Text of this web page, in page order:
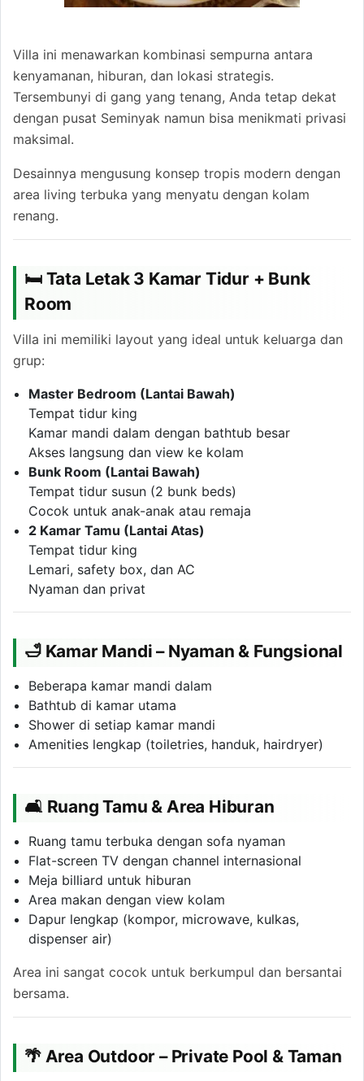
Villa ini menawarkan kombinasi sempurna antara
kenyamanan, hiburan, dan lokasi strategis.
Tersembunyi di gang yang tenang, Anda tetap dekat
dengan pusat Seminyak namun bisa menikmati privasi
maksimal.
Desainnya mengusung konsep tropis modern dengan
area living terbuka yang menyatu dengan kolam
renang.
🛏 Tata Letak 3 Kamar Tidur + Bunk
Room
Villa ini memiliki layout yang ideal untuk keluarga dan
grup:
Master Bedroom (Lantai Bawah)
Tempat tidur king
Kamar mandi dalam dengan bathtub besar
Akses langsung dan view ke kolam
Bunk Room (Lantai Bawah)
Tempat tidur susun (2 bunk beds)
Cocok untuk anak-anak atau remaja
2 Kamar Tamu (Lantai Atas)
Tempat tidur king
Lemari, safety box, dan AC
Nyaman dan privat
🛁 Kamar Mandi – Nyaman & Fungsional
Beberapa kamar mandi dalam
Bathtub di kamar utama
Shower di setiap kamar mandi
Amenities lengkap (toiletries, handuk, hairdryer)
🛋 Ruang Tamu & Area Hiburan
Ruang tamu terbuka dengan sofa nyaman
Flat-screen TV dengan channel internasional
Meja billiard untuk hiburan
Area makan dengan view kolam
Dapur lengkap (kompor, microwave, kulkas,
dispenser air)
Area ini sangat cocok untuk berkumpul dan bersantai
bersama.
🌴 Area Outdoor – Private Pool & Taman